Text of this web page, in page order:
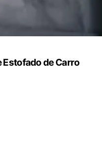
Estofado de Carro